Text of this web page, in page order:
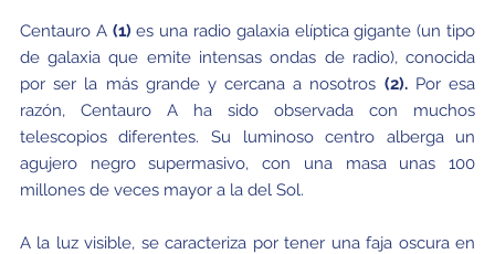
Centauro A (1) es una radio galaxia elíptica gigante (un tipo
de galaxia que emite intensas ondas de radio), conocida
por ser la más grande y cercana a nosotros (2).Por esa
razón, Centauro A ha sido observada con muchos
telescopios diferentes. Su luminoso centro alberga un
agujero negro supermasivo, con una masa unas 100
millones de veces mayor a la del Sol.
A la luz visible, se caracteriza por tener una faja oscura en